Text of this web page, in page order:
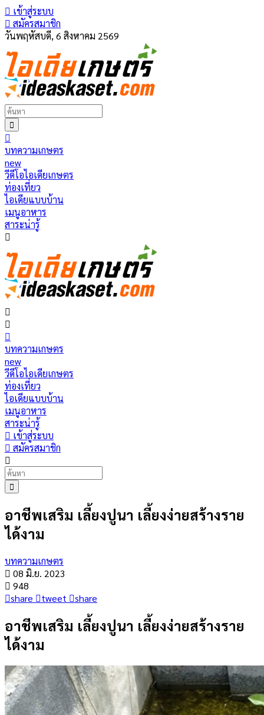
เข้าสู่ระบบ
สมัครสมาชิก
วันพฤหัสบดี, 6 สิงหาคม 2569
บทความเกษตร
new
วีดีโอไอเดียเกษตร
ท่องเที่ยว
ไอเดียแบบบ้าน
เมนูอาหาร
สาระน่ารู้
บทความเกษตร
new
วีดีโอไอเดียเกษตร
ท่องเที่ยว
ไอเดียแบบบ้าน
เมนูอาหาร
สาระน่ารู้
เข้าสู่ระบบ
สมัครสมาชิก
อาชีพเสริม เลี้ยงปูนา เลี้ยงง่ายสร้างราย
ได้งาม
บทความเกษตร
08 มิ.ย. 2023
948
share
tweet share
อาชีพเสริม เลี้ยงปูนา เลี้ยงง่ายสร้างราย
ได้งาม